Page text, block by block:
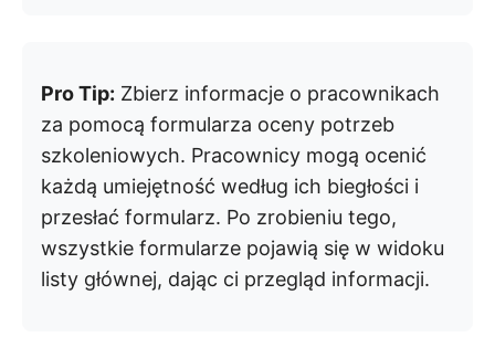
Pro Tip: Zbierz informacje o pracownikach
za pomocą formularza oceny potrzeb
szkoleniowych. Pracownicy mogą ocenić
każdą umiejętność według ich biegłości i
przesłać formularz. Po zrobieniu tego,
wszystkie formularze pojawią się w widoku
listy głównej, dając ci przegląd informacji.